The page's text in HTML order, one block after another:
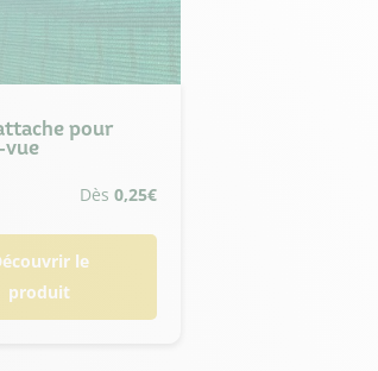
pour
vue
Dès 0,25€
le
produit